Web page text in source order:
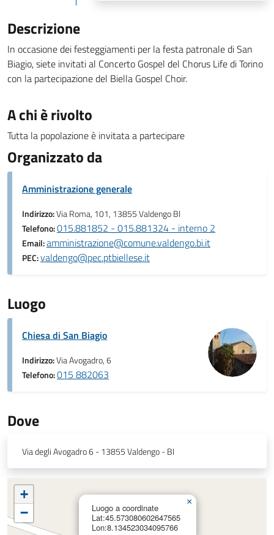
Descrizione
In occasione dei festeggiamenti per la festa patronale di San
Biagio, siete invitati al Concerto Gospel del Chorus Life di Torino
con la partecipazione del Biella Gospel Choir.
A chi è rivolto
Tutta la popolazione è invitata a partecipare
Organizzato da
Amministrazione generale
Indirizzo:Via Roma, 101, 13855 Valdengo BI
Telefono:015.881852 - 015.881324 - interno 2
Email:amministrazione@comune.valdengo.bi.it
PEC:valdengo@pec.ptbiellese.it
Luogo
Chiesa di San Biagio
Indirizzo:Via Avogadro, 6
Telefono:015 882063
Dove
Via degli Avogadro 6 - 13855 Valdengo - BI
Luogo a coordinate
Lat:45.573080602647565
Lon:8.134523034095766
×
+
−